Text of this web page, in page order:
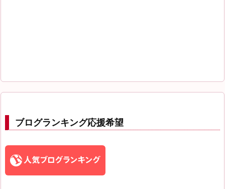
ブログランキング応援希望